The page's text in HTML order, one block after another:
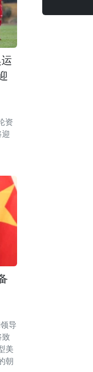
资
导
致
美
朝